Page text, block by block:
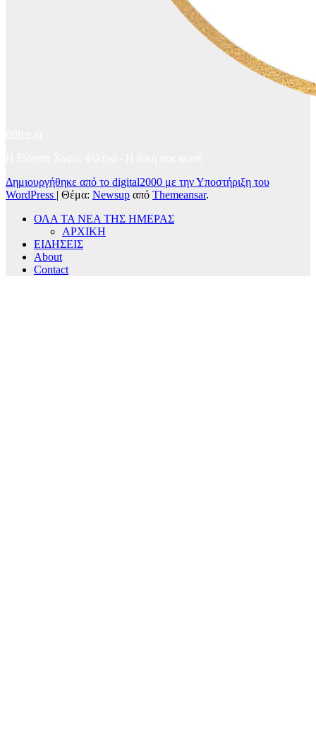
Δημιουργήθηκε από το digital2000 με την Υποστήριξη του
WordPress | Θέμα: Newsup από Themeansar.
ΟΛΑ ΤΑ ΝΕΑ ΤΗΣ ΗΜΕΡΑΣ
ΑΡΧΙΚΗ
ΕΙΔΗΣΕΙΣ
About
Contact